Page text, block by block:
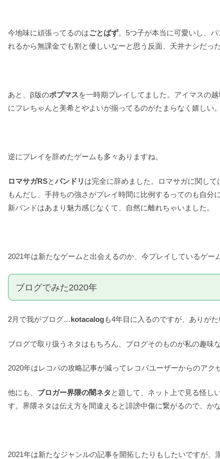
今地味に頑張ってるのはごとぱず。5つ子が本当に可愛いし、
れるから無課金でも割と優しいなーと思う反面、天井ナシだ
あと、β版のポプマスを一時期プレイしてました。アイマスの
にフレちゃんと美希とやよいが揃ってるのがたまらなく嬉し
逆にプレイを辞めたゲームも多々ありますね。
ロマサガRSとバンドリ は完全に辞めました。ロマサガに関し
もんだし、手持ちの強さがプレイ時間に比例するってのも自
新バンドはあまり魅力感じなくて、自然に離れちゃいました。
2021年は新たなゲームと出会えるのか、今プレイしているゲ
ブログでみた2020年
2月で我がブログ…kotacalogも4年目に入るのですが、ありが
ブログで取り扱うネタはもちろん、ブログそのものが私の趣味
2020年はレコパの攻略記事が減ってレコパユーザーからのア
他にも、 ブロガー界隈の闇ネタ と題して、ネット上で見る怪し
す。界隈ネタは伝え方を間違えると誹謗中傷に繋がるので、か
2021年は新たなジャンルの記事を開拓したりもしたいですが